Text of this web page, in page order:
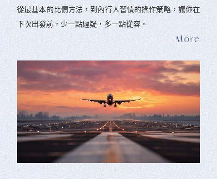
從最基本的比價方法，到內行人習慣的操作策略，讓你在
下次出發前，少一點遲疑，多一點從容。